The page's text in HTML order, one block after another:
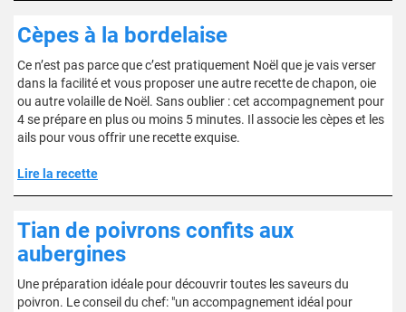
Cèpes à la bordelaise
Ce n’est pas parce que c’est pratiquement Noël que je vais verser
dans la facilité et vous proposer une autre recette de chapon, oie
ou autre volaille de Noël. Sans oublier : cet accompagnement pour
4 se prépare en plus ou moins 5 minutes. Il associe les cèpes et les
ails pour vous offrir une recette exquise.
Lire la recette
Tian de poivrons confits aux
aubergines
Une préparation idéale pour découvrir toutes les saveurs du
poivron. Le conseil du chef: "un accompagnement idéal pour